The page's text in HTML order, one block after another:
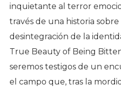
inquietante al terror
través de una historia
desintegración de la
True Beauty of Being
seremos testigos de un
el campo que, tras la